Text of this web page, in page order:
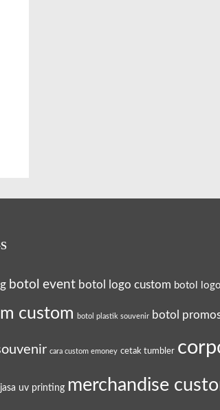
botol event botol logo custom botol
custom botol plastik souvenir botol
cara custom emoney cetak tumbler
jasa uv printing merchandise